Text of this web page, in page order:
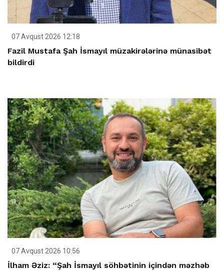
07 Avqust 2026 12:18
Fazil Mustafa Şah İsmayıl müzakirələrinə münasibət
bildirdi
07 Avqust 2026 10:56
İlham Əziz: “Şah İsmayıl söhbətinin içindən məzhəb